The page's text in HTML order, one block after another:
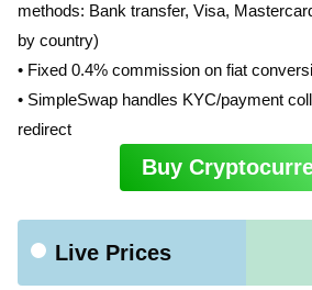
methods: Bank transfer, Visa,
by country)
• Fixed 0.4% commission on fiat
• SimpleSwap handles KYC/payment
redirect
Buy
Live Prices